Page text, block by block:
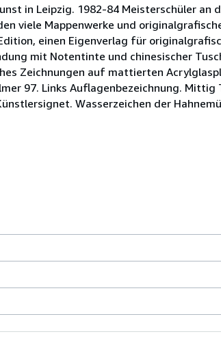
in Leipzig. 1982-84 Meisterschüler an
viele Mappenwerke und
einen Eigenverlag für
mit Notentinte und chinesischer
Zeichnungen auf mattierten
97. Links Auflagenbezeichnung.
Wasserzeichen der